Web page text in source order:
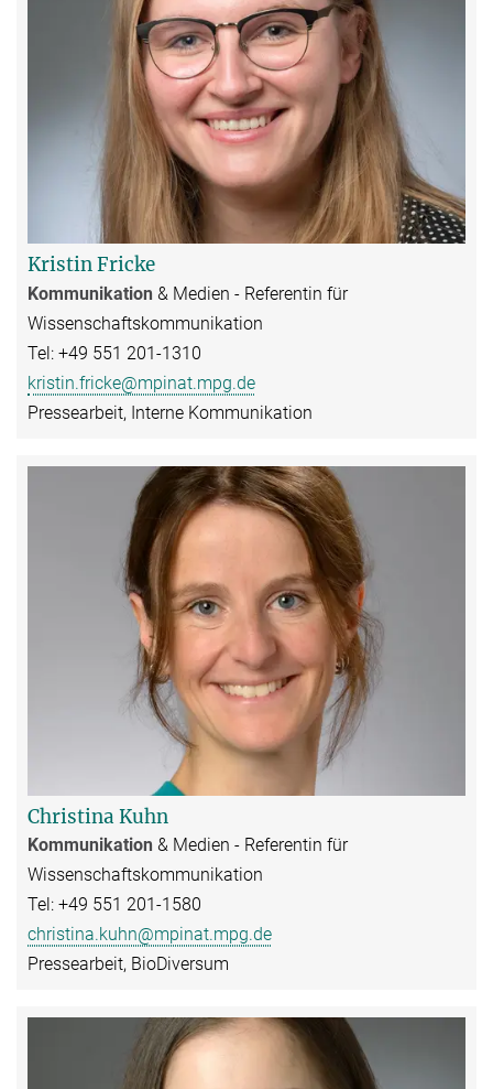
Kristin Fricke
Kommunikation & Medien - Referentin für
Wissenschaftskommunikation
Tel: +49 551 201-1310
kristin.fricke@mpinat.mpg.de
Pressearbeit, Interne Kommunikation
Christina Kuhn
Kommunikation & Medien - Referentin für
Wissenschaftskommunikation
Tel: +49 551 201-1580
christina.kuhn@mpinat.mpg.de
Pressearbeit, BioDiversum